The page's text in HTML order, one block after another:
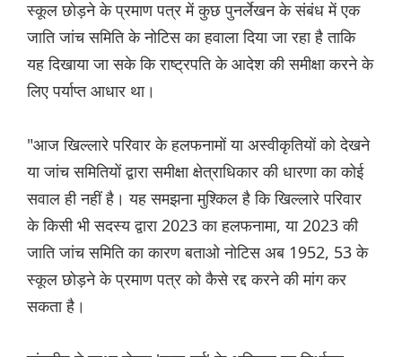
स्कूल छोड़ने के प्रमाण पत्र में कुछ पुनर्लेखन के संबंध में एक
जाति जांच समिति के नोटिस का हवाला दिया जा रहा है ताकि
यह दिखाया जा सके कि राष्ट्रपति के आदेश की समीक्षा करने के
लिए पर्याप्त आधार था।
"आज खिल्लारे परिवार के हलफनामों या अस्वीकृतियों को देखने
या जांच समितियों द्वारा समीक्षा क्षेत्राधिकार की धारणा का कोई
सवाल ही नहीं है। यह समझना मुश्किल है कि खिल्लारे परिवार
के किसी भी सदस्य द्वारा 2023 का हलफनामा, या 2023 की
जाति जांच समिति का कारण बताओ नोटिस अब 1952, 53 के
स्कूल छोड़ने के प्रमाण पत्र को कैसे रद्द करने की मांग कर
सकता है।